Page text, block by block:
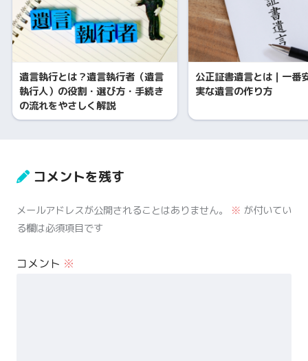
遺言執行とは？遺言執行者（遺言
執行人）の役割・選び方・手続き
の流れをやさしく解説
公正証書遺言とは｜一番
実な遺言の作り方
コメントを残す
メールアドレスが公開されることはありません。 ※ が付いてい
る欄は必須項目です
コメント ※